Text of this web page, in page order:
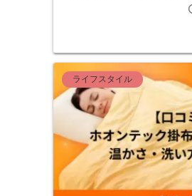
ライフスタイル